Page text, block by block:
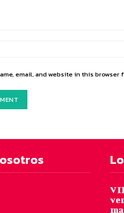
email, and website in this